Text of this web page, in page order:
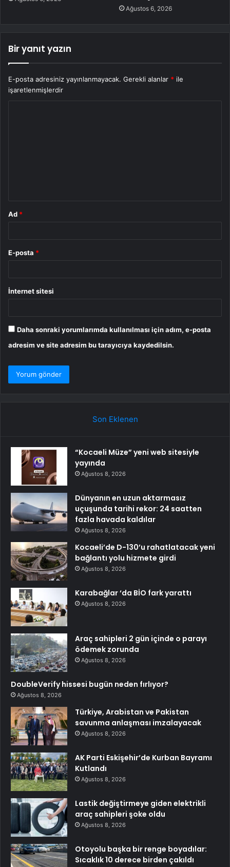
Ağustos 6, 2026
Bir yanıt yazın
E-posta adresiniz yayınlanmayacak. Gerekli alanlar * ile
işaretlenmişlerdir
Ad *
E-posta *
İnternet sitesi
Daha sonraki yorumlarımda kullanılması için adım, e-posta
adresim ve site adresim bu tarayıcıya kaydedilsin.
Son Eklenen
“Kocaeli Müze” yeni web sitesiyle
yayında
Ağustos 8, 2026
Dünyanın en uzun aktarmasız
uçuşunda tarihi rekor: 24 saatten
fazla havada kaldılar
Ağustos 8, 2026
Kocaeli’de D-130’u rahatlatacak yeni
bağlantı yolu hizmete girdi
Ağustos 8, 2026
Karabağlar ‘da BİO fark yarattı
Ağustos 8, 2026
Araç sahipleri 2 gün içinde o parayı
ödemek zorunda
Ağustos 8, 2026
DoubleVerify hissesi bugün neden fırlıyor?
Ağustos 8, 2026
Türkiye, Arabistan ve Pakistan
savunma anlaşması imzalayacak
Ağustos 8, 2026
AK Parti Eskişehir’de Kurban Bayramı
Kutlandı
Ağustos 8, 2026
Lastik değiştirmeye giden elektrikli
araç sahipleri şoke oldu
Ağustos 8, 2026
Otoyolu başka bir renge boyadılar:
Sıcaklık 10 derece birden çakıldı